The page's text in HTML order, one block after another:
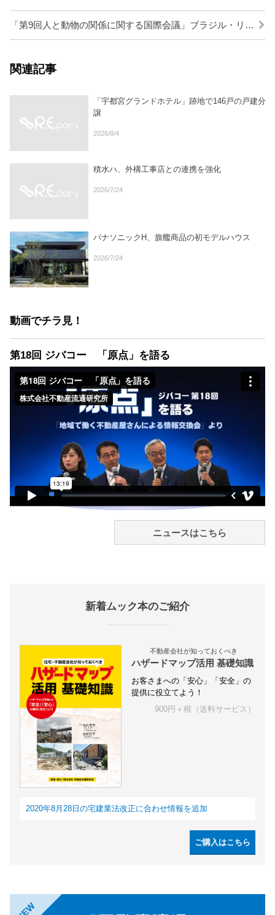
「第9回人と動物の関係に関する国際会議」ブラジル・リオデジャネイロで開催
関連記事
「宇都宮グランドホテル」跡地で146戸の戸建分
譲
2026/8/4
積水ハ、外構工事店との連携を強化
2026/7/24
パナソニックH、旗艦商品の初モデルハウス
2026/7/24
動画でチラ見！
第18回 ジバコー 「原点」を語る
ニュースはこちら
新着ムック本のご紹介
不動産会社が知っておくべき
ハザードマップ活用 基礎知識
お客さまへの「安心」「安全」の
提供に役立てよう！
900円＋税（送料サービス）
2020年8月28日の宅建業法改正に合わせ情報を追加
ご購入はこちら